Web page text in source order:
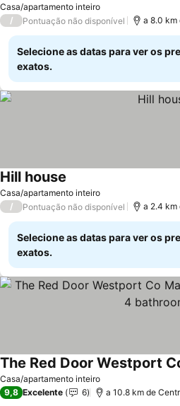
Casa/apartamento inteiro
/ Pontuação não disponível a 8.0 km
Selecione as datas para ver os
exatos.
Casa/apartamento inteiro
Hill house
/ Pontuação não disponível a 2.4 km
Selecione as datas para ver os
exatos.
Casa/apartamento inteiro
Ver preços
9,8 Excelente 6 a 10.8 km de